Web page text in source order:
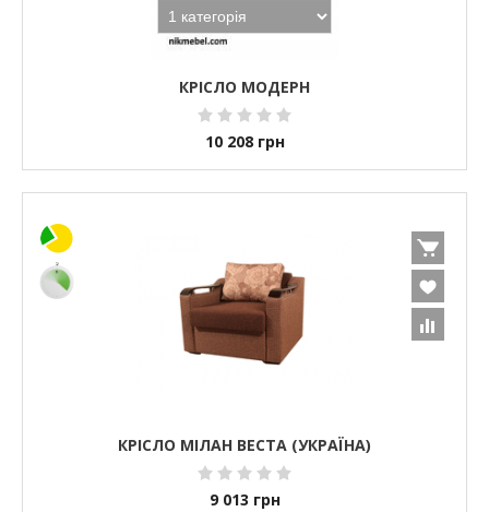
КРІСЛО МОДЕРН
10 208 грн
КРІСЛО МІЛАН ВЕСТА (УКРАЇНА)
9 013 грн